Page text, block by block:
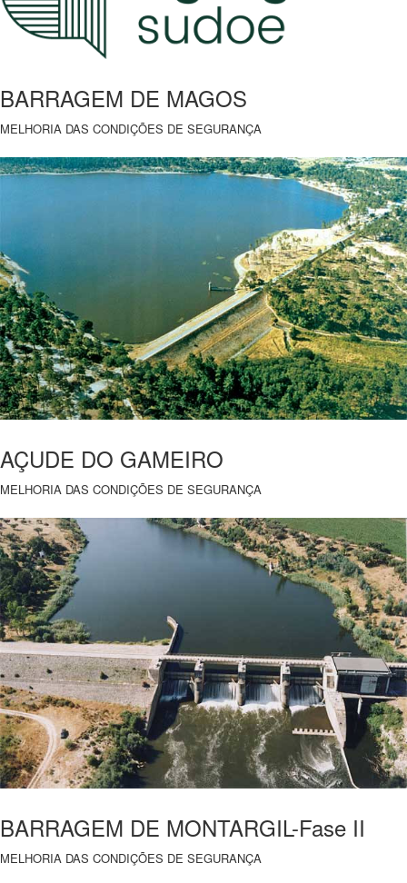
BARRAGEM DE MAGOS
MELHORIA DAS CONDIÇÕES DE SEGURANÇA
AÇUDE DO GAMEIRO
MELHORIA DAS CONDIÇÕES DE SEGURANÇA
BARRAGEM DE MONTARGIL-Fase II
MELHORIA DAS CONDIÇÕES DE SEGURANÇA